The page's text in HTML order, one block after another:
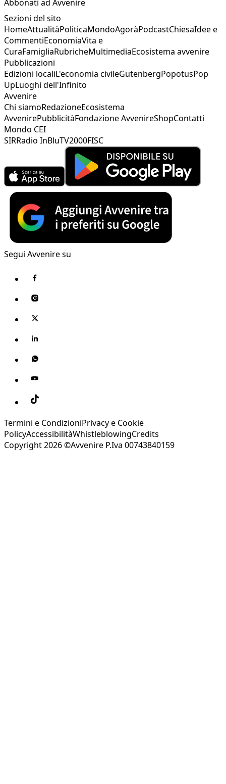
Abbonati ad Avvenire
Sezioni del sito
HomeAttualitàPoliticaMondoAgoràPodcastChiesaIdee e
CommentiEconomiaVita e
CuraFamigliaRubricheMultimediaEcosistema avvenire
Pubblicazioni
Edizioni localiL'economia civileGutenbergPopotusPop
UpLuoghi dell'Infinito
Avvenire
Chi siamoRedazioneEcosistema
AvvenirePubblicitàFondazione AvvenireShopContatti
Mondo CEI
SIRRadio InBluTV2000FISC
Segui Avvenire su
Termini e CondizioniPrivacy e Cookie
PolicyAccessibilitàWhistleblowingCredits
Copyright 2026 ©Avvenire P.Iva 00743840159